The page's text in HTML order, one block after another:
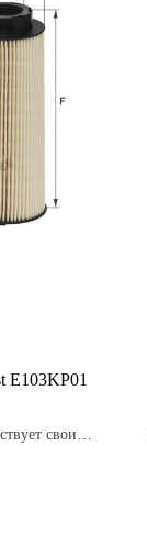
E103KP01
свои